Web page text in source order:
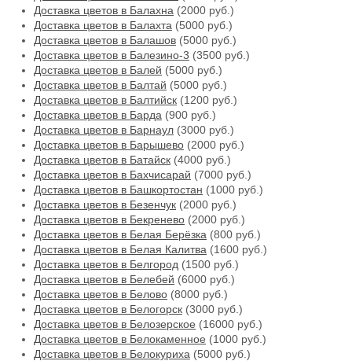
Доставка цветов в Балахна (2000 руб.)
Доставка цветов в Балахта (5000 руб.)
Доставка цветов в Балашов (5000 руб.)
Доставка цветов в Балезино-3 (3500 руб.)
Доставка цветов в Балей (5000 руб.)
Доставка цветов в Балтай (5000 руб.)
Доставка цветов в Балтийск (1200 руб.)
Доставка цветов в Барда (900 руб.)
Доставка цветов в Барнаул (3000 руб.)
Доставка цветов в Барышево (2000 руб.)
Доставка цветов в Батайск (4000 руб.)
Доставка цветов в Бахчисарай (7000 руб.)
Доставка цветов в Башкортостан (1000 руб.)
Доставка цветов в Безенчук (2000 руб.)
Доставка цветов в Бекренево (2000 руб.)
Доставка цветов в Белая Берёзка (800 руб.)
Доставка цветов в Белая Калитва (1600 руб.)
Доставка цветов в Белгород (1500 руб.)
Доставка цветов в Белебей (6000 руб.)
Доставка цветов в Белово (8000 руб.)
Доставка цветов в Белогорск (3000 руб.)
Доставка цветов в Белозерское (16000 руб.)
Доставка цветов в Белокаменное (1000 руб.)
Доставка цветов в Белокуриха (5000 руб.)